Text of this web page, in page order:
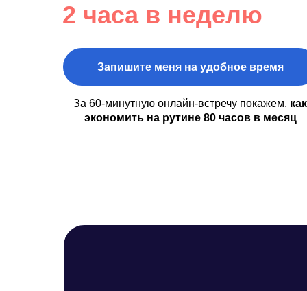
2 часа в неделю
Запишите меня на удобное время
За 60-минутную онлайн-встречу покажем, как
экономить на рутине 80 часов в месяц